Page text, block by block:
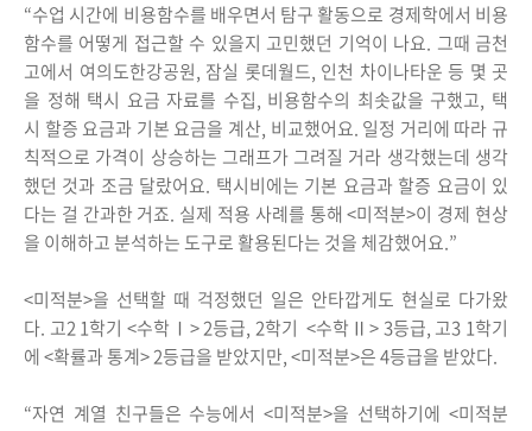
“수업 시간에 비용함수를 배우면서 탐구 활동으로 경제학에서 비용
함수를 어떻게 접근할 수 있을지 고민했던 기억이 나요. 그때 금천
고에서 여의도한강공원, 잠실 롯데월드, 인천 차이나타운 등 몇 곳
을 정해 택시 요금 자료를 수집, 비용함수의 최솟값을 구했고, 택
시 할증 요금과 기본 요금을 계산, 비교했어요. 일정 거리에 따라 규
칙적으로 가격이 상승하는 그래프가 그려질 거라 생각했는데 생각
했던 것과 조금 달랐어요. 택시비에는 기본 요금과 할증 요금이 있
다는 걸 간과한 거죠. 실제 적용 사례를 통해 <미적분>이 경제 현상
을 이해하고 분석하는 도구로 활용된다는 것을 체감했어요.”
<미적분>을 선택할 때 걱정했던 일은 안타깝게도 현실로 다가왔
다. 고2 1학기 <수학Ⅰ> 2등급, 2학기 <수학Ⅱ> 3등급, 고3 1학기
에 <확률과 통계> 2등급을 받았지만, <미적분>은 4등급을 받았다.
“자연 계열 친구들은 수능에서 <미적분>을 선택하기에 <미적분